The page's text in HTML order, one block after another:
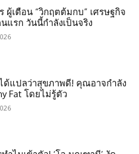
ผู้เตือน “วิกฤตต้มกบ” เศรษฐกิจ
แรก วันนี้กำลังเป็นจริง
ด้แปลว่าสุขภาพดี! คุณอาจกำลัง
Fat โดยไม่รู้ตัว